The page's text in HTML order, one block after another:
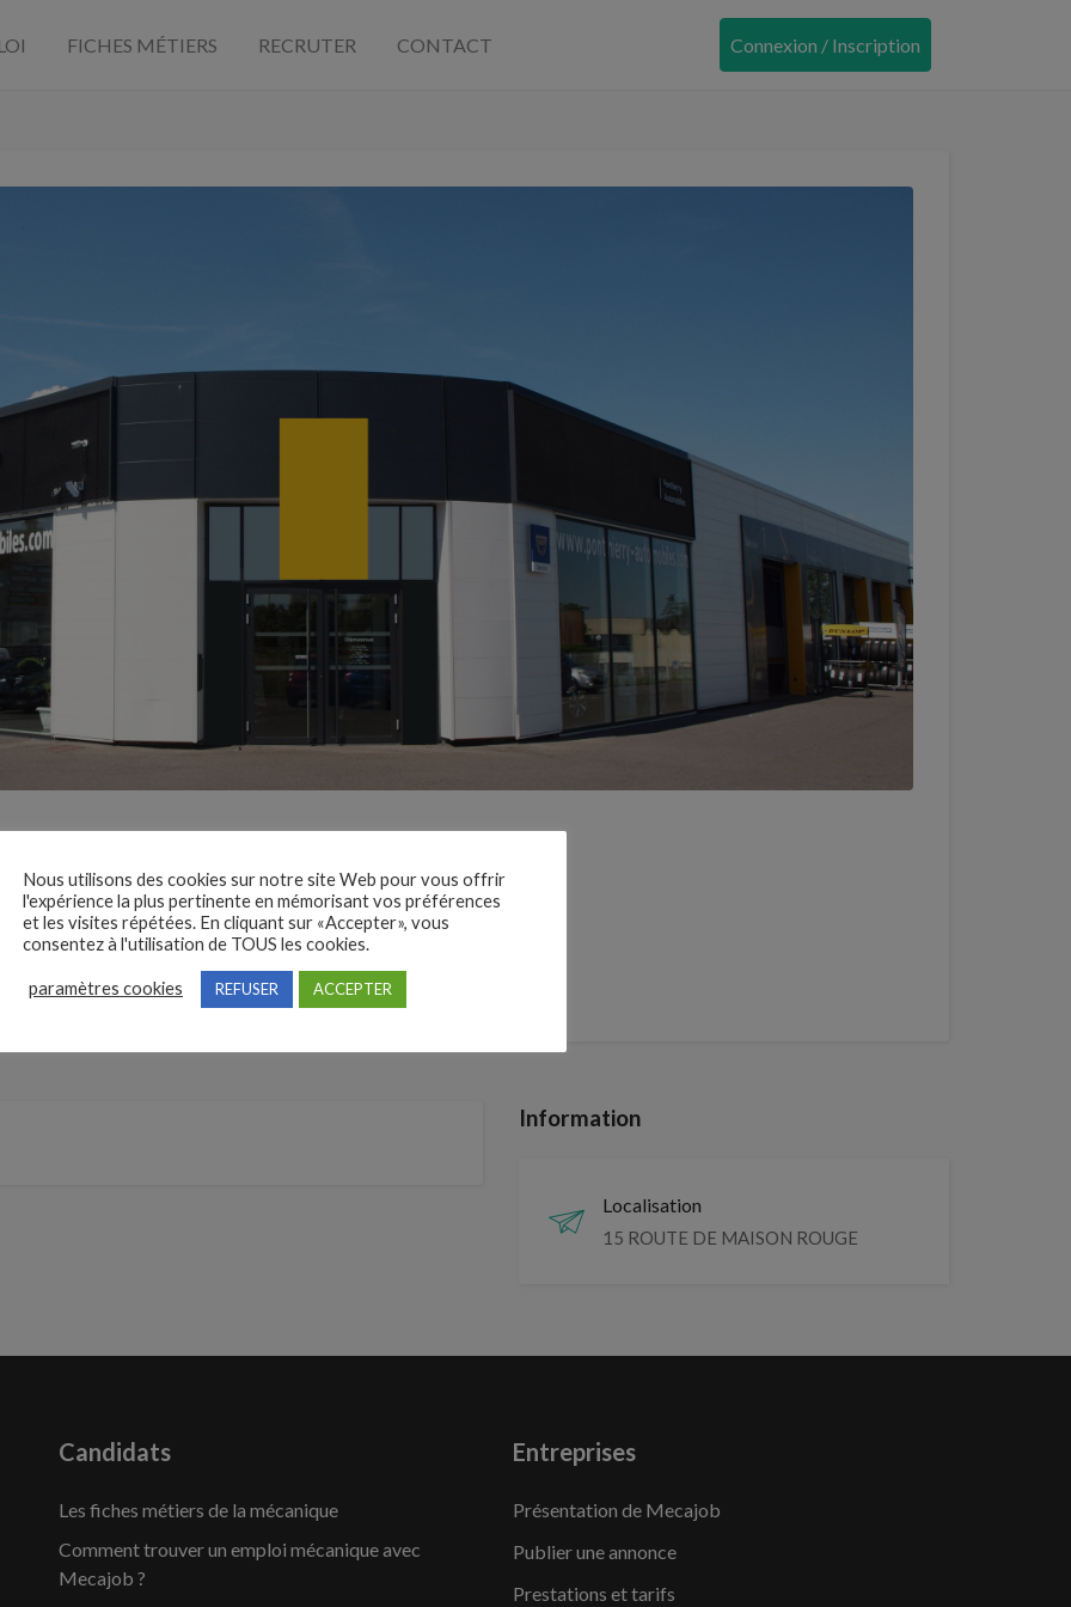
FICHES MÉTIERS RECRUTER CONTACT Connexion / Inscription
AUTOMOBILES
Information
Localisation
15 ROUTE DE MAISON ROUGE
Candidats
Les fiches métiers de la mécanique
Comment trouver un emploi mécanique avec
Mecajob ?
Entreprises
Présentation de Mecajob
Publier une annonce
Prestations et tarifs
Nous utilisons des cookies sur notre site Web pour vous offrir
l'expérience la plus pertinente en mémorisant vos préférences
et les visites répétées. En cliquant sur «Accepter», vous
consentez à l'utilisation de TOUS les cookies.
paramètres cookies REFUSER ACCEPTER